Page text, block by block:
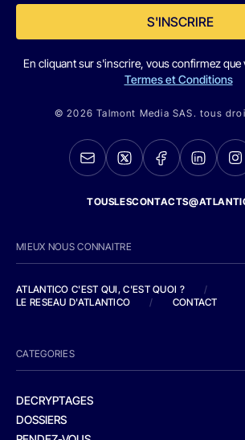
S'INSCRIRE
En cliquant sur s'inscrire, vous confirmez que
Termes et Conditions
© 2026 Talmont Media SAS. tous
MIEUX NOUS CONNAITRE
ATLANTICO C'EST QUI, C'EST QUOI ?
/
LE RESEAU D'ATLANTICO
/ CONTACT
CATEGORIES
DECRYPTAGES
DOSSIERS